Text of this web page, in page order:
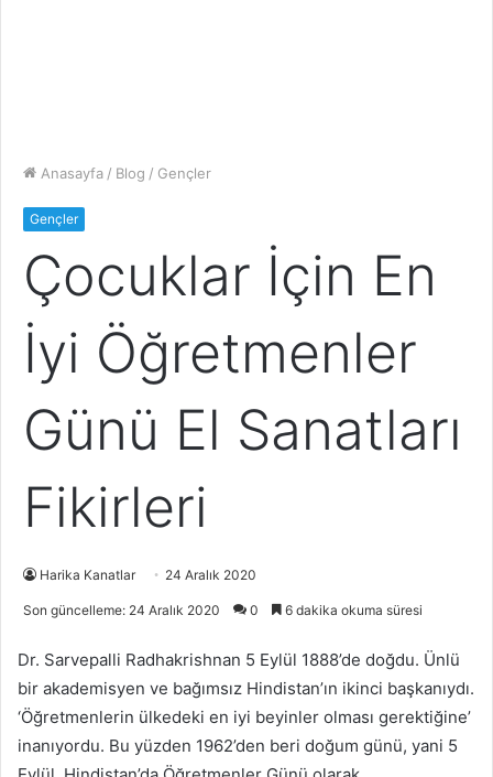
Anasayfa / Blog / Gençler
Gençler
Çocuklar İçin En
İyi Öğretmenler
Günü El Sanatları
Fikirleri
Harika Kanatlar 24 Aralık 2020
Son güncelleme: 24 Aralık 2020 0 6 dakika okuma süresi
Dr. Sarvepalli Radhakrishnan 5 Eylül 1888’de doğdu. Ünlü
bir akademisyen ve bağımsız Hindistan’ın ikinci başkanıydı.
‘Öğretmenlerin ülkedeki en iyi beyinler olması gerektiğine’
inanıyordu. Bu yüzden 1962’den beri doğum günü, yani 5